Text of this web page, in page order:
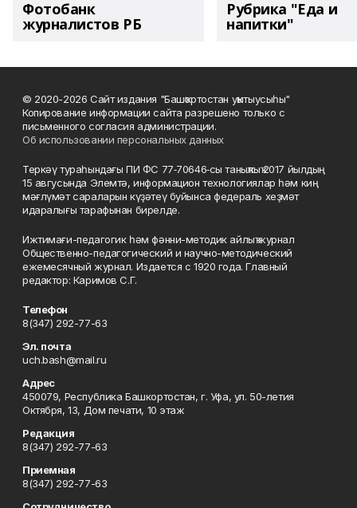
Фотобанк
журналистов РБ
Рубрика "Еда и
напитки"
© 2020-2026 Сайт издания "Башҡортостан уҡытыусыһы"
Копирование информации сайта разрешено только с
письменного согласия администрации.
Об использовании персональных данных
Теркәү тураһындағы ПИ ФС 77‑70646‑сы таныҡлыҡ 2017 йылдың
15 авгусында Элемтә, информацион технологиялар һәм киң
мәғлүмәт сараларын күҙәтеү буйынса федераль хеҙмәт
идаралығы тарафынан бирелде.
Ижтимағи-педагогик һәм фәнни-методик айлыҡ журнал
Общественно-педагогический и научно-методический
ежемесячный журнал. Издается с 1920 года. Главный
редактор: Каримов С.Г.
Телефон
8(347) 292-77-63
Эл. почта
uch.bash@mail.ru
Адрес
450079, Республика Башкортостан, г. Уфа, ул. 50-летия
Октября, 13, Дом печати, 10 этаж
Редакция
8(347) 292-77-63
Приемная
8(347) 292-77-63